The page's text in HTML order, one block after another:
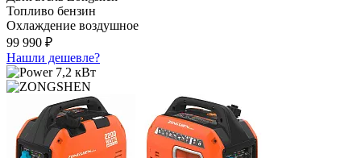
Топливо бензин
Охлаждение воздушное
99 990 ₽
Нашли дешевле?
7,2 кВт